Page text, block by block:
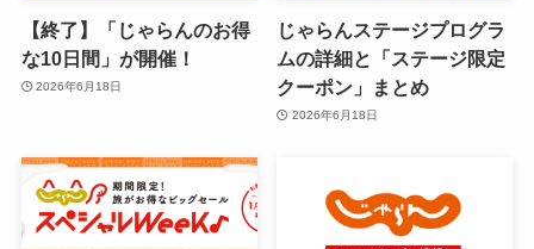
【終了】「じゃらんのお得
な10日間」が開催！
2026年6月18日
じゃらんステージプログラ
ムの詳細と「ステージ限定
クーポン」まとめ
2026年6月18日